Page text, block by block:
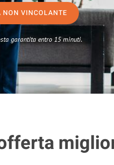
NON VINCOLANTE
garantita entro 15 minuti.